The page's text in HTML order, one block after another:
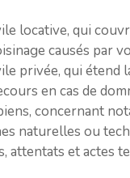
locative, qui
causés par
privée, qui
en cas de
concernant
naturelles ou
attentats et actes